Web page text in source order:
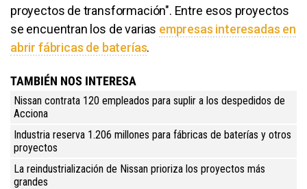
proyectos de transformación". Entre esos proyectos
se encuentran los de varias empresas interesadas en
abrir fábricas de baterías.
TAMBIÉN NOS INTERESA
Nissan contrata 120 empleados para suplir a los despedidos de
Acciona
Industria reserva 1.206 millones para fábricas de baterías y otros
proyectos
La reindustrialización de Nissan prioriza los proyectos más
grandes